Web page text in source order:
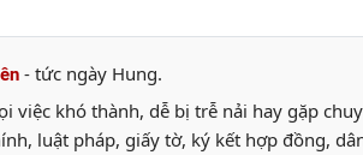
- tức ngày Hung.
việc khó thành, dễ bị trễ nải hay gặp
luật pháp, giấy tờ, ký kết hợp đồng,